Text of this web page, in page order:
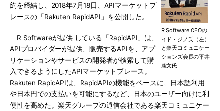
R Software CEOの
イド・ジノ氏（左）
と楽天コミュニケー
ションズ会長の平井
康文氏
約を締結し、2018年7月18日、APIマーケットプ
レースの「Rakuten RapidAPI」を公開した。
R Softwareが提供 している「RapidAPI」は、
APIプロバイダーが提供、販売するAPIを、アプ
リケーションやサービスの開発者が検索して購
入できるようにしたAPIマーケットプレース。
Rakuten RapidAPIは、RapidAPIの機能をベースに、日本語利用
や日本円での支払いを可能にするなど、日本のユーザー向けに利
便性を高めた。楽天グループの通信会社である楽天コミュニケー